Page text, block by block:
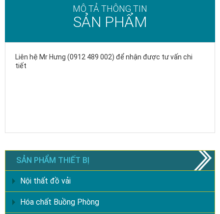
MÔ TẢ THÔNG TIN
SẢN PHẨM
Liên hệ Mr Hưng (0912 489 002) để nhận được tư vấn chi
tiết
SẢN PHẨM THIẾT BỊ
Nội thất đồ vải
Hóa chất Buồng Phòng